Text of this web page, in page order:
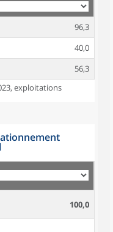
96,3
40,0
56,3
exploitations
100,0